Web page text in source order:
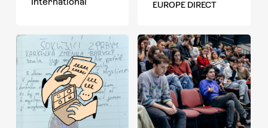
International
EUROPE DIRECT